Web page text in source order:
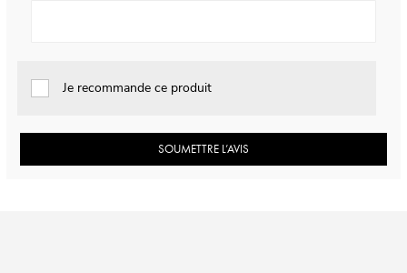
Je recommande ce produit
SOUMETTRE L’AVIS